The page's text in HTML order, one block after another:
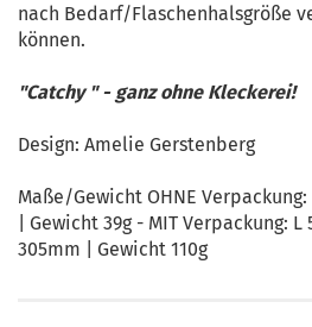
nach Bedarf/Flaschenhalsgröße
können.
"Catchy " - ganz ohne Kleckerei!
Design: Amelie Gerstenberg
Maße/Gewicht OHNE
| Gewicht 39g - MIT Verpackung:
305mm | Gewicht 110g